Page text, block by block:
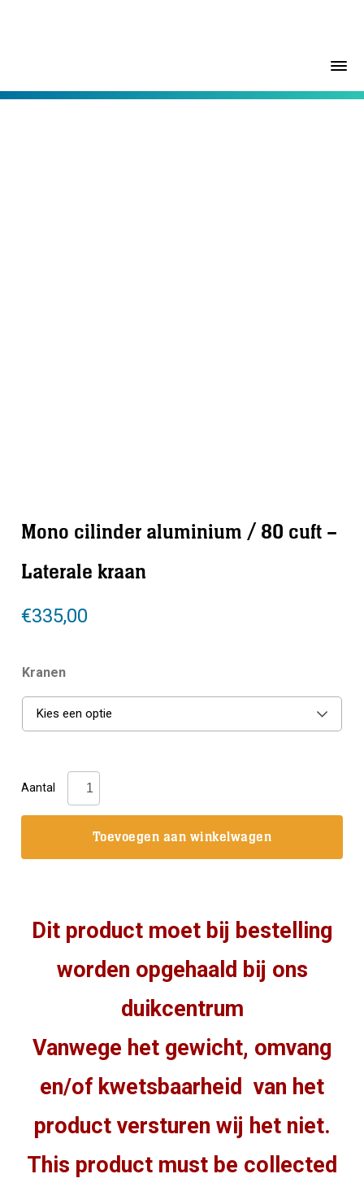
Mono cilinder aluminium / 80 cuft –
Laterale kraan
€335,00
Kranen
Kies een optie
Aantal
Mono
cilinder
Laterale
kraan
Toevoegen aan winkelwagen
Dit product moet bij bestelling
worden opgehaald bij ons
duikcentrum
Vanwege het gewicht, omvang
en/of kwetsbaarheid van het
product versturen wij het niet.
This product must be collected